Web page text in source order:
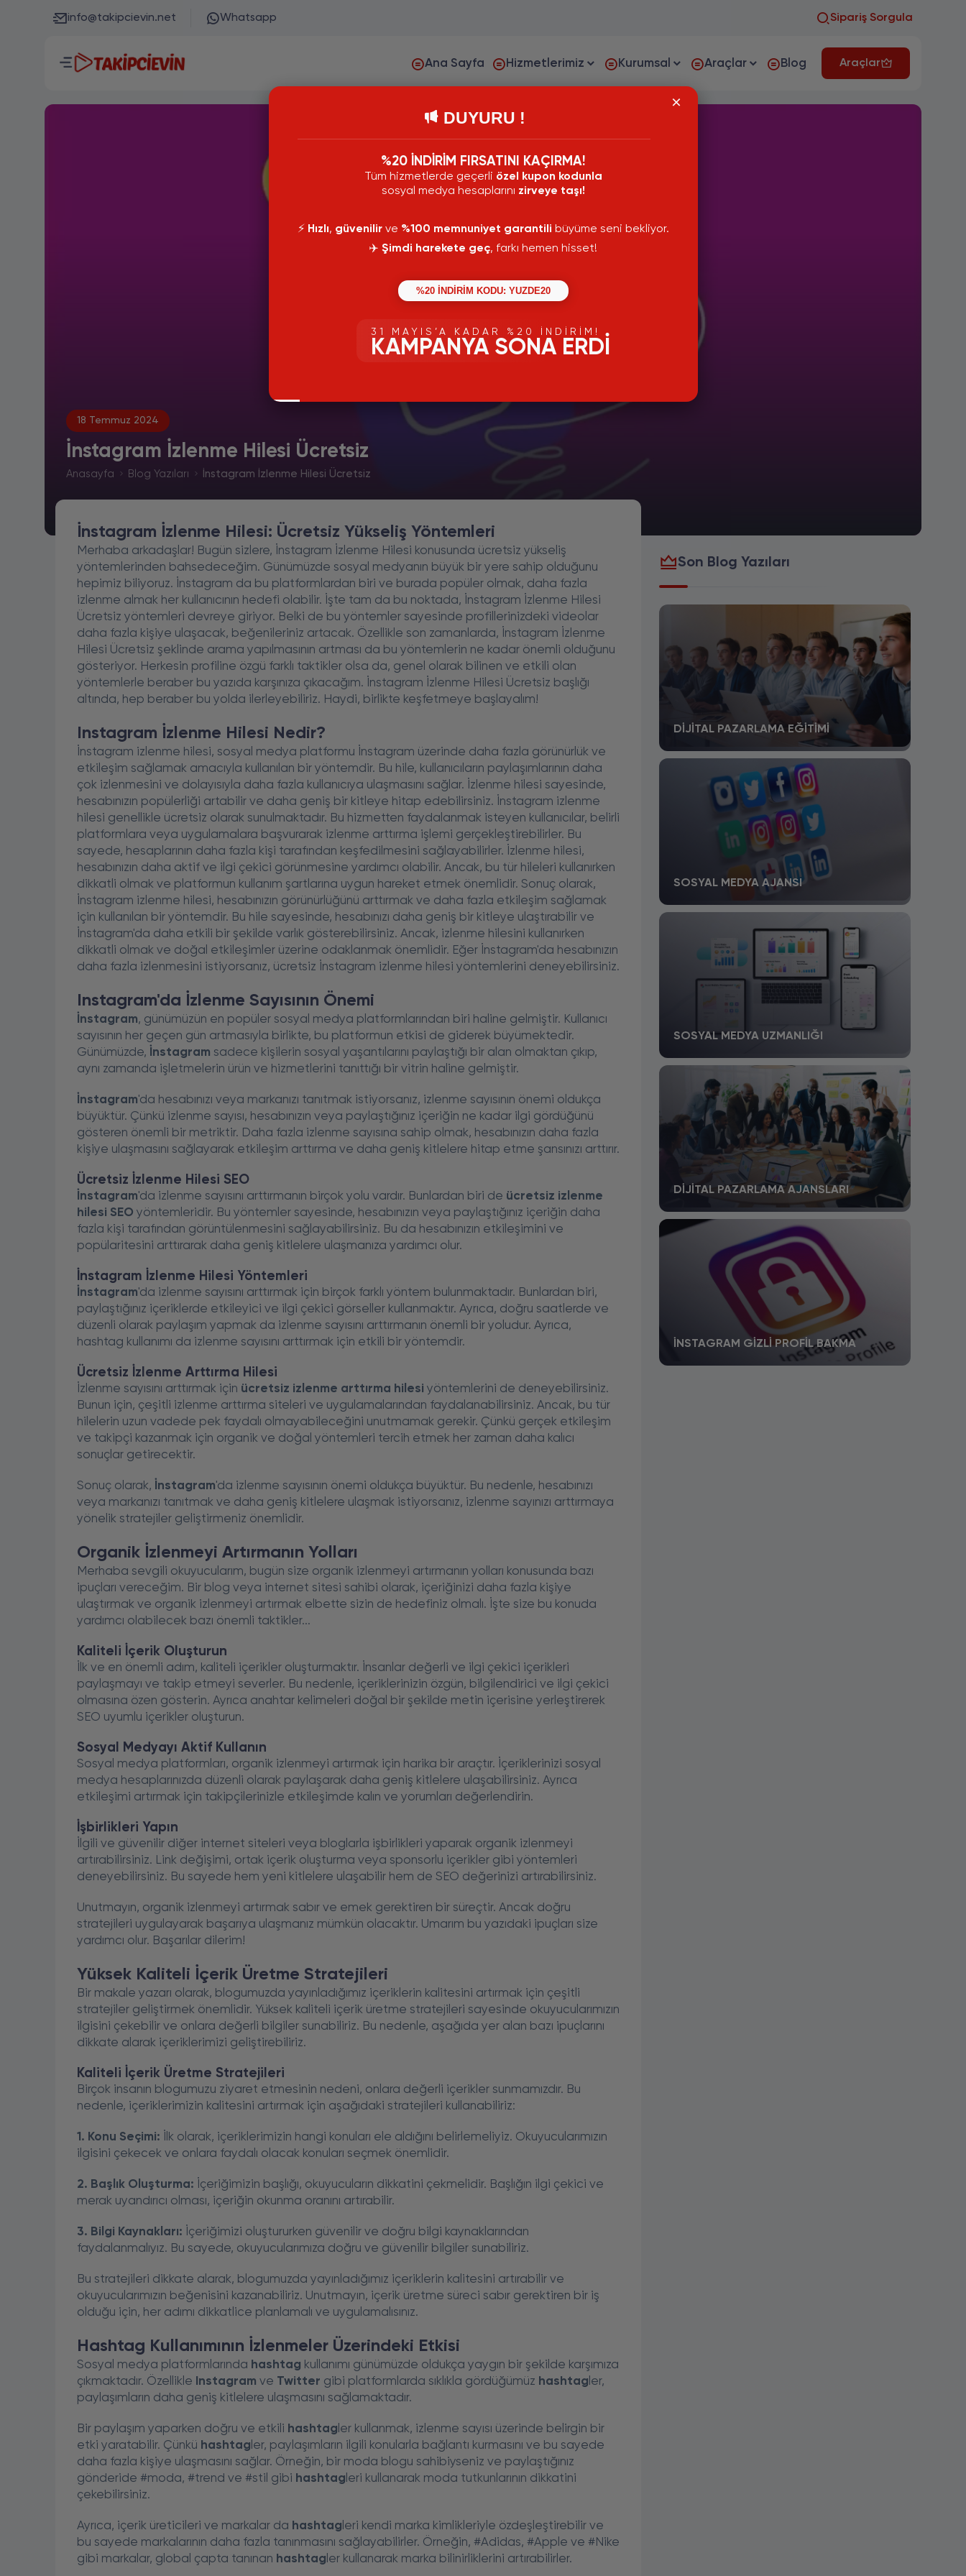
info@takipcievin.net Whatsapp Sipariş Sorgula
Ana Sayfa Hizmetlerimiz Kurumsal Araçlar Blog Araçlar
18 Temmuz 2024
İnstagram İzlenme Hilesi Ücretsiz
Anasayfa Blog Yazıları İnstagram İzlenme Hilesi Ücretsiz
İnstagram İzlenme Hilesi: Ücretsiz Yükseliş Yöntemleri
Merhaba arkadaşlar! Bugün sizlere, İnstagram İzlenme Hilesi konusunda ücretsiz yükseliş
yöntemlerinden bahsedeceğim. Günümüzde sosyal medyanın büyük bir yere sahip olduğunu
hepimiz biliyoruz. İnstagram da bu platformlardan biri ve burada popüler olmak, daha fazla
izlenme almak her kullanıcının hedefi olabilir. İşte tam da bu noktada, İnstagram İzlenme Hilesi
Ücretsiz yöntemleri devreye giriyor. Belki de bu yöntemler sayesinde profillerinizdeki videolar
daha fazla kişiye ulaşacak, beğenileriniz artacak. Özellikle son zamanlarda, İnstagram İzlenme
Hilesi Ücretsiz şeklinde arama yapılmasının artması da bu yöntemlerin ne kadar önemli olduğunu
gösteriyor. Herkesin profiline özgü farklı taktikler olsa da, genel olarak bilinen ve etkili olan
yöntemlerle beraber bu yazıda karşınıza çıkacağım. İnstagram İzlenme Hilesi Ücretsiz başlığı
altında, hep beraber bu yolda ilerleyebiliriz. Haydi, birlikte keşfetmeye başlayalım!
Instagram İzlenme Hilesi Nedir?
İnstagram izlenme hilesi, sosyal medya platformu İnstagram üzerinde daha fazla görünürlük ve
etkileşim sağlamak amacıyla kullanılan bir yöntemdir. Bu hile, kullanıcıların paylaşımlarının daha
çok izlenmesini ve dolayısıyla daha fazla kullanıcıya ulaşmasını sağlar. İzlenme hilesi sayesinde,
hesabınızın popülerliği artabilir ve daha geniş bir kitleye hitap edebilirsiniz. İnstagram izlenme
hilesi genellikle ücretsiz olarak sunulmaktadır. Bu hizmetten faydalanmak isteyen kullanıcılar, belirli
platformlara veya uygulamalara başvurarak izlenme arttırma işlemi gerçekleştirebilirler. Bu
sayede, hesaplarının daha fazla kişi tarafından keşfedilmesini sağlayabilirler. İzlenme hilesi,
hesabınızın daha aktif ve ilgi çekici görünmesine yardımcı olabilir. Ancak, bu tür hileleri kullanırken
dikkatli olmak ve platformun kullanım şartlarına uygun hareket etmek önemlidir. Sonuç olarak,
İnstagram izlenme hilesi, hesabınızın görünürlüğünü arttırmak ve daha fazla etkileşim sağlamak
için kullanılan bir yöntemdir. Bu hile sayesinde, hesabınızı daha geniş bir kitleye ulaştırabilir ve
İnstagram'da daha etkili bir şekilde varlık gösterebilirsiniz. Ancak, izlenme hilesini kullanırken
dikkatli olmak ve doğal etkileşimler üzerine odaklanmak önemlidir. Eğer İnstagram'da hesabınızın
daha fazla izlenmesini istiyorsanız, ücretsiz İnstagram izlenme hilesi yöntemlerini deneyebilirsiniz.
Instagram'da İzlenme Sayısının Önemi
İnstagram, günümüzün en popüler sosyal medya platformlarından biri haline gelmiştir. Kullanıcı
sayısının her geçen gün artmasıyla birlikte, bu platformun etkisi de giderek büyümektedir.
Günümüzde, İnstagram sadece kişilerin sosyal yaşantılarını paylaştığı bir alan olmaktan çıkıp,
aynı zamanda işletmelerin ürün ve hizmetlerini tanıttığı bir vitrin haline gelmiştir.
İnstagram'da hesabınızı veya markanızı tanıtmak istiyorsanız, izlenme sayısının önemi oldukça
büyüktür. Çünkü izlenme sayısı, hesabınızın veya paylaştığınız içeriğin ne kadar ilgi gördüğünü
gösteren önemli bir metriktir. Daha fazla izlenme sayısına sahip olmak, hesabınızın daha fazla
kişiye ulaşmasını sağlayarak etkileşim arttırma ve daha geniş kitlelere hitap etme şansınızı arttırır.
Ücretsiz İzlenme Hilesi SEO
İnstagram'da izlenme sayısını arttırmanın birçok yolu vardır. Bunlardan biri de ücretsiz izlenme
hilesi SEO yöntemleridir. Bu yöntemler sayesinde, hesabınızın veya paylaştığınız içeriğin daha
fazla kişi tarafından görüntülenmesini sağlayabilirsiniz. Bu da hesabınızın etkileşimini ve
popülaritesini arttırarak daha geniş kitlelere ulaşmanıza yardımcı olur.
İnstagram İzlenme Hilesi Yöntemleri
İnstagram'da izlenme sayısını arttırmak için birçok farklı yöntem bulunmaktadır. Bunlardan biri,
paylaştığınız içeriklerde etkileyici ve ilgi çekici görseller kullanmaktır. Ayrıca, doğru saatlerde ve
düzenli olarak paylaşım yapmak da izlenme sayısını arttırmanın önemli bir yoludur. Ayrıca,
hashtag kullanımı da izlenme sayısını arttırmak için etkili bir yöntemdir.
Ücretsiz İzlenme Arttırma Hilesi
İzlenme sayısını arttırmak için ücretsiz izlenme arttırma hilesi yöntemlerini de deneyebilirsiniz.
Bunun için, çeşitli izlenme arttırma siteleri ve uygulamalarından faydalanabilirsiniz. Ancak, bu tür
hilelerin uzun vadede pek faydalı olmayabileceğini unutmamak gerekir. Çünkü gerçek etkileşim
ve takipçi kazanmak için organik ve doğal yöntemleri tercih etmek her zaman daha kalıcı
sonuçlar getirecektir.
Sonuç olarak, İnstagram'da izlenme sayısının önemi oldukça büyüktür. Bu nedenle, hesabınızı
veya markanızı tanıtmak ve daha geniş kitlelere ulaşmak istiyorsanız, izlenme sayınızı arttırmaya
yönelik stratejiler geliştirmeniz önemlidir.
Organik İzlenmeyi Artırmanın Yolları
Merhaba sevgili okuyucularım, bugün size organik izlenmeyi artırmanın yolları konusunda bazı
ipuçları vereceğim. Bir blog veya internet sitesi sahibi olarak, içeriğinizi daha fazla kişiye
ulaştırmak ve organik izlenmeyi artırmak elbette sizin de hedefiniz olmalı. İşte size bu konuda
yardımcı olabilecek bazı önemli taktikler...
Kaliteli İçerik Oluşturun
İlk ve en önemli adım, kaliteli içerikler oluşturmaktır. İnsanlar değerli ve ilgi çekici içerikleri
paylaşmayı ve takip etmeyi severler. Bu nedenle, içeriklerinizin özgün, bilgilendirici ve ilgi çekici
olmasına özen gösterin. Ayrıca anahtar kelimeleri doğal bir şekilde metin içerisine yerleştirerek
SEO uyumlu içerikler oluşturun.
Sosyal Medyayı Aktif Kullanın
Sosyal medya platformları, organik izlenmeyi artırmak için harika bir araçtır. İçeriklerinizi sosyal
medya hesaplarınızda düzenli olarak paylaşarak daha geniş kitlelere ulaşabilirsiniz. Ayrıca
etkileşimi artırmak için takipçilerinizle etkileşimde kalın ve yorumları değerlendirin.
İşbirlikleri Yapın
İlgili ve güvenilir diğer internet siteleri veya bloglarla işbirlikleri yaparak organik izlenmeyi
artırabilirsiniz. Link değişimi, ortak içerik oluşturma veya sponsorlu içerikler gibi yöntemleri
deneyebilirsiniz. Bu sayede hem yeni kitlelere ulaşabilir hem de SEO değerinizi artırabilirsiniz.
Unutmayın, organik izlenmeyi artırmak sabır ve emek gerektiren bir süreçtir. Ancak doğru
stratejileri uygulayarak başarıya ulaşmanız mümkün olacaktır. Umarım bu yazıdaki ipuçları size
yardımcı olur. Başarılar dilerim!
Yüksek Kaliteli İçerik Üretme Stratejileri
Bir makale yazarı olarak, blogumuzda yayınladığımız içeriklerin kalitesini artırmak için çeşitli
stratejiler geliştirmek önemlidir. Yüksek kaliteli içerik üretme stratejileri sayesinde okuyucularımızın
ilgisini çekebilir ve onlara değerli bilgiler sunabiliriz. Bu nedenle, aşağıda yer alan bazı ipuçlarını
dikkate alarak içeriklerimizi geliştirebiliriz.
Kaliteli İçerik Üretme Stratejileri
Birçok insanın blogumuzu ziyaret etmesinin nedeni, onlara değerli içerikler sunmamızdır. Bu
nedenle, içeriklerimizin kalitesini artırmak için aşağıdaki stratejileri kullanabiliriz:
1. Konu Seçimi: İlk olarak, içeriklerimizin hangi konuları ele aldığını belirlemeliyiz. Okuyucularımızın
ilgisini çekecek ve onlara faydalı olacak konuları seçmek önemlidir.
2. Başlık Oluşturma: İçeriğimizin başlığı, okuyucuların dikkatini çekmelidir. Başlığın ilgi çekici ve
merak uyandırıcı olması, içeriğin okunma oranını artırabilir.
3. Bilgi Kaynakları: İçeriğimizi oluştururken güvenilir ve doğru bilgi kaynaklarından
faydalanmalıyız. Bu sayede, okuyucularımıza doğru ve güvenilir bilgiler sunabiliriz.
Bu stratejileri dikkate alarak, blogumuzda yayınladığımız içeriklerin kalitesini artırabilir ve
okuyucularımızın beğenisini kazanabiliriz. Unutmayın, içerik üretme süreci sabır gerektiren bir iş
olduğu için, her adımı dikkatlice planlamalı ve uygulamalısınız.
Hashtag Kullanımının İzlenmeler Üzerindeki Etkisi
Sosyal medya platformlarında hashtag kullanımı günümüzde oldukça yaygın bir şekilde karşımıza
çıkmaktadır. Özellikle Instagram ve Twitter gibi platformlarda sıklıkla gördüğümüz hashtag ler,
paylaşımların daha geniş kitlelere ulaşmasını sağlamaktadır.
Bir paylaşım yaparken doğru ve etkili hashtag ler kullanmak, izlenme sayısı üzerinde belirgin bir
etki yaratabilir. Çünkü hashtag ler, paylaşımların ilgili konularla bağlantı kurmasını ve bu sayede
daha fazla kişiye ulaşmasını sağlar. Örneğin, bir moda blogu sahibiyseniz ve paylaştığınız
gönderide #moda, #trend ve #stil gibi hashtag leri kullanarak moda tutkunlarının dikkatini
çekebilirsiniz.
Ayrıca, içerik üreticileri ve markalar da hashtag leri kendi marka kimlikleriyle özdeşleştirebilir ve
bu sayede markalarının daha fazla tanınmasını sağlayabilirler. Örneğin, #Adidas, #Apple ve #Nike
gibi markalar, global çapta tanınan hashtag ler kullanarak marka bilinirliklerini artırabilirler.
Son Blog Yazıları
DIJITAL PAZARLAMA EĞITIMI
SOSYAL MEDYA AJANSI
SOSYAL MEDYA UZMANLIĞI
DIJITAL PAZARLAMA AJANSLARI
İNSTAGRAM GIZLI PROFIL BAKMA
DUYURU !
%20 İNDİRİM FIRSATINI KAÇIRMA!
Tüm hizmetlerde geçerli özel kupon kodunla
sosyal medya hesaplarını zirveye taşı!
⚡️ Hızlı, güvenilirve %100 memnuniyet garantili büyüme seni bekliyor.
✈️ Şimdi harekete geç, farkı hemen hisset!
%20 İNDİRİM KODU: YUZDE20
31 MAYIS’A KADAR %20 İNDIRIM!
KAMPANYA SONA ERDI